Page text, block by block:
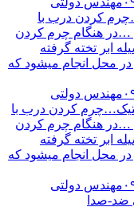
کردن درب با
هنگام چرم کردن
ابر تخته گرفته
محل انجام میشود که
کردن درب با
هنگام چرم کردن
ابر تخته گرفته
محل انجام میشود که
ضد-صدا